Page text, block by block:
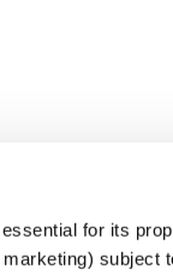
for its
subject